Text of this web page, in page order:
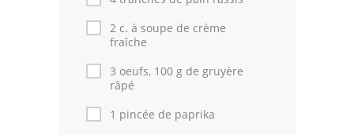
Thèmes
Espace Personnel
2 c. à soupe de crème
fraîche
3 oeufs, 100 g de gruyère
râpé
1 pincée de paprika